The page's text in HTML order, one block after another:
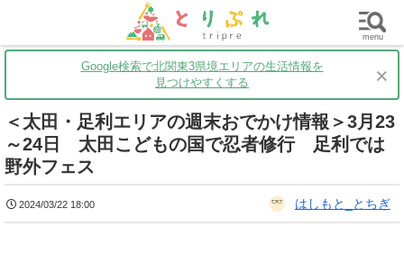
茨城 グルメ 買い物 子育て
Google検索で北関東3県境エリアの生活情報を
見つけやすくする
×
＜太田・足利エリアの週末おでかけ情報＞3月23
～24日 太田こどもの国で忍者修行 足利では
野外フェス
2024/03/22 18:00 はしもと_とちぎ
menu